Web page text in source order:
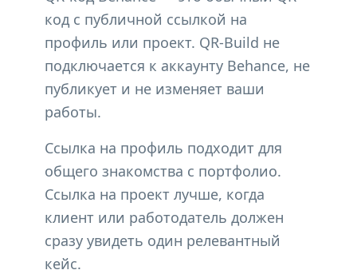
код с публичной ссылкой на
профиль или проект. QR-Build не
подключается к аккаунту Behance, не
публикует и не изменяет ваши
работы.
Ссылка на профиль подходит для
общего знакомства с портфолио.
Ссылка на проект лучше, когда
клиент или работодатель должен
сразу увидеть один релевантный
кейс.